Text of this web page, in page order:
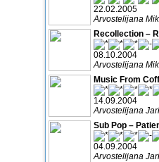
22.02.2005
Arvostelijana
Recollection –
08.10.2004
Arvostelijana
Music From
14.09.2004
Arvostelijana
Sub Pop –
04.09.2004
Arvostelijana